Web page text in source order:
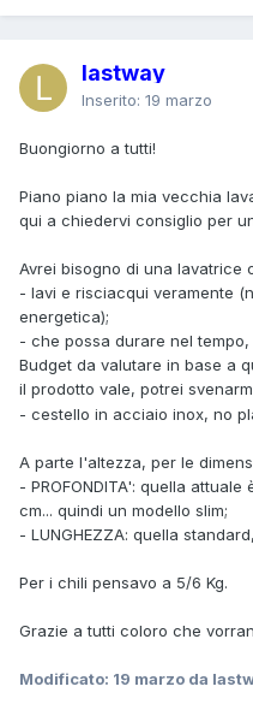
lastway
Inserito: 19 marzo
Buongiorno a tutti!
Piano piano la mia vecchia
qui a chiedervi consiglio per
Avrei bisogno di una lavatrice
- lavi e risciacqui veramente
energetica);
- che possa durare nel
Budget da valutare in base a
il prodotto vale, potrei
- cestello in acciaio inox, no
A parte l'altezza, per le
- PROFONDITA': quella
cm... quindi un modello slim;
- LUNGHEZZA: quella
Per i chili pensavo a 5/6 Kg.
Grazie a tutti coloro che
Modificato: 19 marzo da